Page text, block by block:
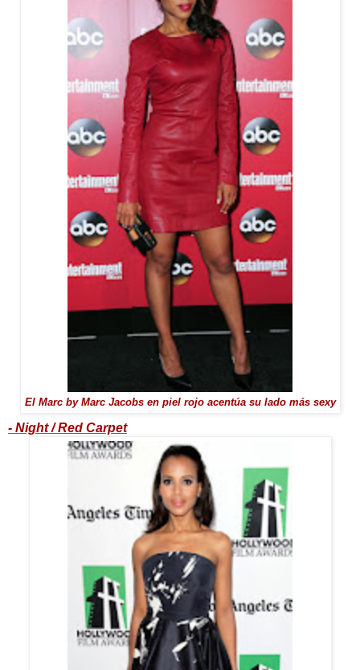
El Marc by Marc Jacobs en piel rojo acentúa su lado más sexy
- Night / Red Carpet